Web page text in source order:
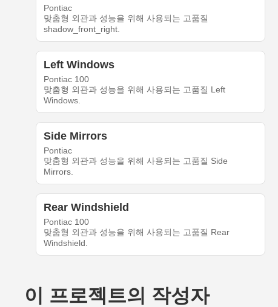
Pontiac
맞춤형 외관과 성능을 위해 사용되는 고품질
shadow_front_right.
Left Windows
Pontiac 100
맞춤형 외관과 성능을 위해 사용되는 고품질 Left
Windows.
Side Mirrors
Pontiac
맞춤형 외관과 성능을 위해 사용되는 고품질 Side
Mirrors.
Rear Windshield
Pontiac 100
맞춤형 외관과 성능을 위해 사용되는 고품질 Rear
Windshield.
이 프로젝트의 작성자